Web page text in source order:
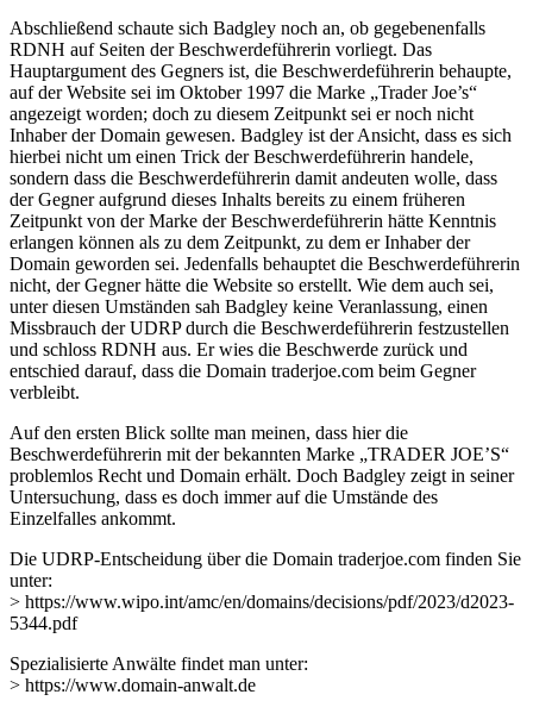
Abschließend schaute sich Badgley noch an, ob gegebenenfalls
RDNH auf Seiten der Beschwerdeführerin vorliegt. Das
Hauptargument des Gegners ist, die Beschwerdeführerin behaupte,
auf der Website sei im Oktober 1997 die Marke „Trader Joe’s“
angezeigt worden; doch zu diesem Zeitpunkt sei er noch nicht
Inhaber der Domain gewesen. Badgley ist der Ansicht, dass es sich
hierbei nicht um einen Trick der Beschwerdeführerin handele,
sondern dass die Beschwerdeführerin damit andeuten wolle, dass
der Gegner aufgrund dieses Inhalts bereits zu einem früheren
Zeitpunkt von der Marke der Beschwerdeführerin hätte Kenntnis
erlangen können als zu dem Zeitpunkt, zu dem er Inhaber der
Domain geworden sei. Jedenfalls behauptet die Beschwerdeführerin
nicht, der Gegner hätte die Website so erstellt. Wie dem auch sei,
unter diesen Umständen sah Badgley keine Veranlassung, einen
Missbrauch der UDRP durch die Beschwerdeführerin festzustellen
und schloss RDNH aus. Er wies die Beschwerde zurück und
entschied darauf, dass die Domain traderjoe.com beim Gegner
verbleibt.
Auf den ersten Blick sollte man meinen, dass hier die
Beschwerdeführerin mit der bekannten Marke „TRADER JOE’S“
problemlos Recht und Domain erhält. Doch Badgley zeigt in seiner
Untersuchung, dass es doch immer auf die Umstände des
Einzelfalles ankommt.
Die UDRP-Entscheidung über die Domain traderjoe.com finden Sie
unter:
> https://www.wipo.int/amc/en/domains/decisions/pdf/2023/d2023-
5344.pdf
Spezialisierte Anwälte findet man unter:
> https://www.domain-anwalt.de